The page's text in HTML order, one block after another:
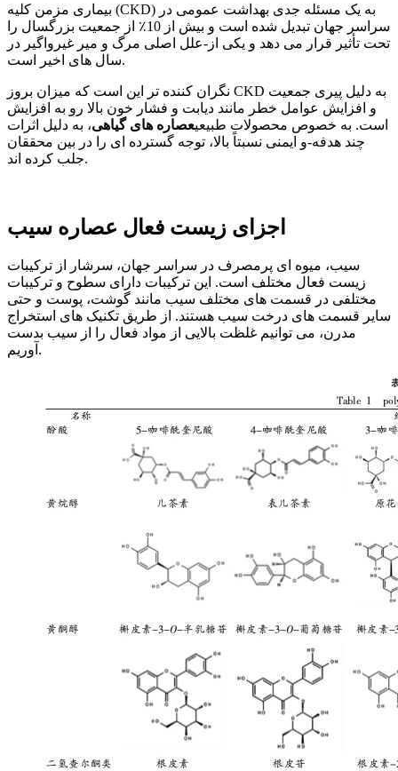
بیماری مزمن کلیه (CKD) به یک مسئله جدی بهداشت عمومی در
سراسر جهان تبدیل شده است و بیش از 10٪ از جمعیت بزرگسال را
تحت تأثیر قرار می دهد و یکی از-علل اصلی مرگ و میر غیرواگیر در
سال های اخیر است.
نگران کننده تر این است که میزان بروز CKD به دلیل پیری جمعیت
و افزایش عوامل خطر مانند دیابت و فشار خون بالا رو به افزایش
است. به خصوص محصولات طبیعیعصاره های گیاهی، به دلیل اثرات
چند هدفه-و ایمنی نسبتاً بالا، توجه گسترده ای را در بین محققان
جلب کرده اند.
اجزای زیست فعال عصاره سیب
سیب، میوه ای پرمصرف در سراسر جهان، سرشار از ترکیبات
زیست فعال مختلف است. این ترکیبات دارای سطوح و ترکیبات
مختلفی در قسمت های مختلف سیب مانند گوشت، پوست و حتی
سایر قسمت های درخت سیب هستند. از طریق تکنیک های استخراج
مدرن، می توانیم غلظت بالایی از مواد فعال را از سیب بدست
آوریم.